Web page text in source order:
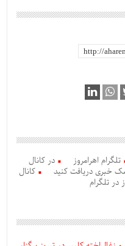
تلگرام اهرامروز
در کانال
خبری دریافت کنید
کانال
در تلگرام